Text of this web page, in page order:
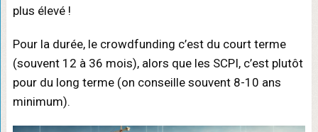
plus élevé !
Pour la durée, le crowdfunding c’est du court terme
(souvent 12 à 36 mois), alors que les SCPI, c’est plutôt
pour du long terme (on conseille souvent 8-10 ans
minimum).